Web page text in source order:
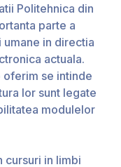
Politehnica din
parte a
in directia
actuala.
oferim se intinde
lor sunt legate
modulelor
cursuri in limbi